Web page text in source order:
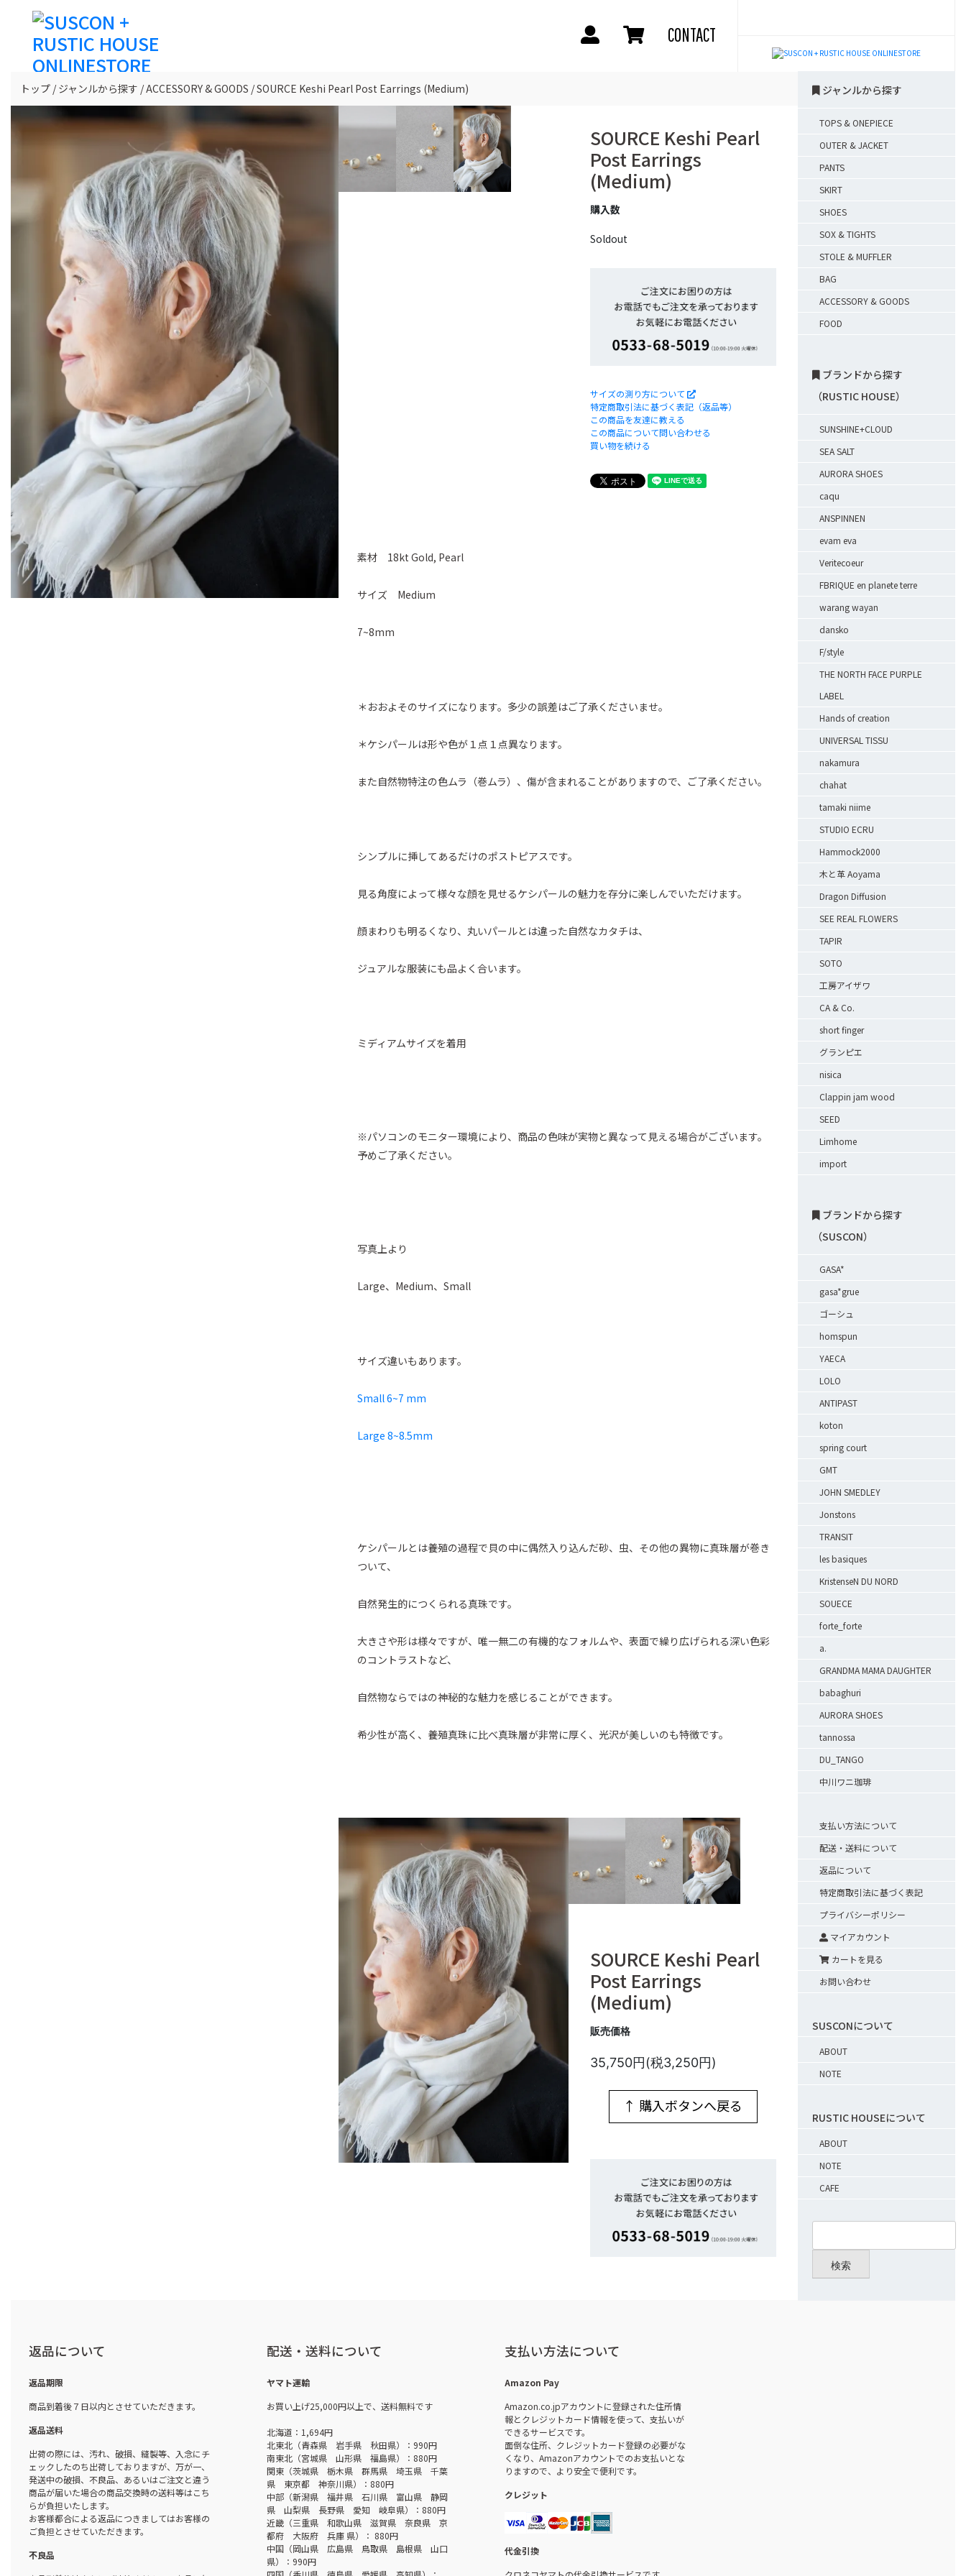
CONTACT
トップ ジャンルから探す ACCESSORY & GOODS SOURCE Keshi Pearl Post Earrings (Medium)
SOURCE Keshi Pearl
Post Earrings
(Medium)
購入数
Soldout
サイズの測り方について
特定商取引法に基づく表記（返品等）
この商品を友達に教える
この商品について問い合わせる
買い物を続ける
素材 18kt Gold, Pearl
サイズ Medium
7~8mm
＊おおよそのサイズになります。多少の誤差はご了承くださいませ。
＊ケシパールは形や色が１点１点異なります。
また自然物特注の色ムラ（巻ムラ）、傷が含まれることがありますので、ご了承ください。
シンプルに挿してあるだけのポストピアスです。
見る角度によって様々な顔を見せるケシパールの魅力を存分に楽しんでいただけます。
顔まわりも明るくなり、丸いパールとは違った自然なカタチは、
ジュアルな服装にも品よく合います。
ミディアムサイズを着用
※パソコンのモニター環境により、商品の色味が実物と異なって見える場合がございます。
予めご了承ください。
写真上より
Large、Medium、Small
サイズ違いもあります。
Small 6~7 mm
Large 8~8.5mm
ケシパールとは養殖の過程で貝の中に偶然入り込んだ砂、虫、その他の異物に真珠層が巻き
ついて、
自然発生的につくられる真珠です。
大きさや形は様々ですが、唯一無二の有機的なフォルムや、表面で繰り広げられる深い色彩
のコントラストなど、
自然物ならではの神秘的な魅力を感じることができます。
希少性が高く、養殖真珠に比べ真珠層が非常に厚く、光沢が美しいのも特徴です。
SOURCE Keshi Pearl
Post Earrings
(Medium)
販売価格
35,750円(税3,250円)
↑ 購入ボタンへ戻る
ジャンルから探す
TOPS & ONEPIECE
OUTER & JACKET
PANTS
SKIRT
SHOES
SOX & TIGHTS
STOLE & MUFFLER
BAG
ACCESSORY & GOODS
FOOD
ブランドから探す
（RUSTIC HOUSE）
SUNSHINE+CLOUD
SEA SALT
AURORA SHOES
caqu
ANSPINNEN
evam eva
Veritecoeur
FBRIQUE en planete terre
warang wayan
dansko
F/style
THE NORTH FACE PURPLE
LABEL
Hands of creation
UNIVERSAL TISSU
nakamura
chahat
tamaki niime
STUDIO ECRU
Hammock2000
木と革 Aoyama
Dragon Diffusion
SEE REAL FLOWERS
TAPIR
SOTO
工房アイザワ
CA & Co.
short finger
グランピエ
nisica
Clappin jam wood
SEED
Limhome
import
ブランドから探す
（SUSCON）
GASA*
gasa*grue
ゴーシュ
homspun
YAECA
LOLO
ANTIPAST
koton
spring court
GMT
JOHN SMEDLEY
Jonstons
TRANSIT
les basiques
KristenseN DU NORD
SOUECE
forte_forte
a.
GRANDMA MAMA DAUGHTER
babaghuri
AURORA SHOES
tannossa
DU_TANGO
中川ワニ珈琲
支払い方法について
配送・送料について
返品について
特定商取引法に基づく表記
プライバシーポリシー
マイアカウント
カートを見る
お問い合わせ
SUSCONについて
ABOUT
NOTE
RUSTIC HOUSEについて
ABOUT
NOTE
CAFE
検索
返品について
返品期限
商品到着後７日以内とさせていただきます。
返品送料
出荷の際には、汚れ、破損、縫製等、入念にチ
ェックしたのち出荷しておりますが、万が一、
発送中の破損、不良品、あるいはご注文と違う
商品が届いた場合の商品交換時の送料等はこち
らが負担いたします。
お客様都合による返品につきましてはお客様の
ご負担とさせていただきます。
不良品
配送・送料について
ヤマト運輸
お買い上げ25,000円以上で、送料無料です
北海道：1,694円
北東北（青森県 岩手県 秋田県）：990円
南東北（宮城県 山形県 福島県）：880円
関東（茨城県 栃木県 群馬県 埼玉県 千葉
県 東京都 神奈川県）：880円
中部（新潟県 福井県 石川県 富山県 静岡
県 山梨県 長野県 愛知 岐阜県）：880円
近畿（三重県 和歌山県 滋賀県 奈良県 京
都府 大阪府 兵庫 県）： 880円
中国（岡山県 広島県 鳥取県 島根県 山口
県）：990円
支払い方法について
Amazon Pay
Amazon.co.jpアカウントに登録された住所情
報とクレジットカード情報を使って、支払いが
できるサービスです。
面倒な住所、クレジットカード登録の必要がな
くなり、Amazonアカウントでのお支払いとな
りますので、より安全で便利です。
クレジット
代金引換